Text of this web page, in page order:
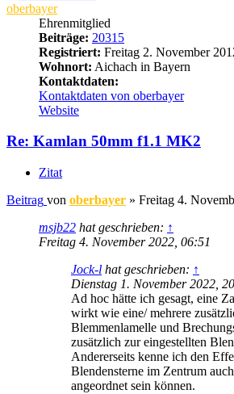
oberbayer
Ehrenmitglied
Beiträge: 20315
Registriert: Freitag 2. November
Wohnort: Aichach in Bayern
Kontaktdaten:
Kontaktdaten von oberbayer
Website
Re: Kamlan 50mm f1.1 MK2
Zitat
Beitrag von oberbayer » Freitag 4.
msjb22 hat geschrieben: ↑
Freitag 4. November 2022, 06:51
Jock-l hat geschrieben: ↑
Dienstag 1. November 2022,
Ad hoc hätte ich gesagt, eine
wirkt wie eine/ mehrere
Blemmenlamelle und
zusätzlich zur eingestellten
Andererseits kenne ich den
Blendensterne im Zentrum
angeordnet sein können.